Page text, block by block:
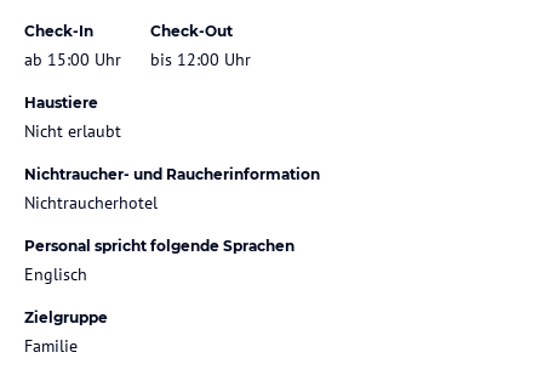
Check-In
ab 15:00 Uhr
Check-Out
bis 12:00 Uhr
Haustiere
Nicht erlaubt
Nichtraucher- und Raucherinformation
Nichtraucherhotel
Personal spricht folgende Sprachen
Englisch
Zielgruppe
Familie